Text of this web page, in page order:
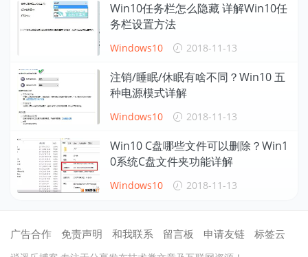
Win10任务栏怎么隐藏 详解Win10任
务栏设置方法
Windows10 2018-11-13
注销/睡眠/休眠有啥不同？Win10 五
种电源模式详解
Windows10 2018-11-13
Win10 C盘哪些文件可以删除？Win1
0系统C盘文件夹功能详解
Windows10 2018-11-13
广告合作 免责声明 和我联系 留言板 申请友链 标签云